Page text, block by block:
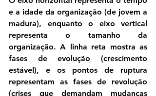
e a idade da organização (de jovem a
madura), enquanto o eixo vertical
representa o tamanho da
organização. A linha reta mostra as
fases de evolução (crescimento
estável), e os pontos de ruptura
representam as fases de revolução
(crises que demandam mudanças